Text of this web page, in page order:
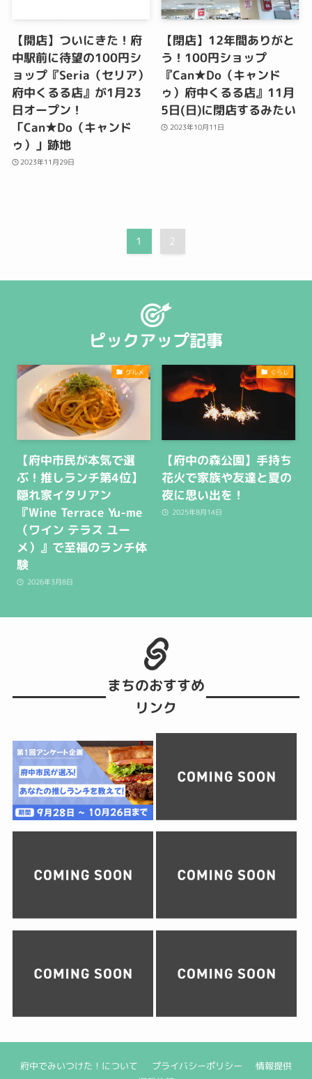
【開店】ついにきた！府
中駅前に待望の100円シ
ョップ『Seria（セリア）
府中くるる店』が1月23
日オープン！
「Can★Do（キャンド
ゥ）」跡地
2023年11月29日
【閉店】12年間ありがと
う！100円ショップ
『Can★Do（キャンド
ゥ）府中くるる店』11月
5日(日)に閉店するみたい
2023年10月11日
1 2
ピックアップ記事
グルメ
【府中市民が本気で選
ぶ！推しランチ第4位】
隠れ家イタリアン
『Wine Terrace Yu-me
（ワイン テラス ユー
メ）』で至福のランチ体
験
2026年3月8日
くらし
【府中の森公園】手持ち
花火で家族や友達と夏の
夜に思い出を！
2025年8月14日
まちのおすすめ
リンク
府中でみいつけた！について プライバシーポリシー 情報提供